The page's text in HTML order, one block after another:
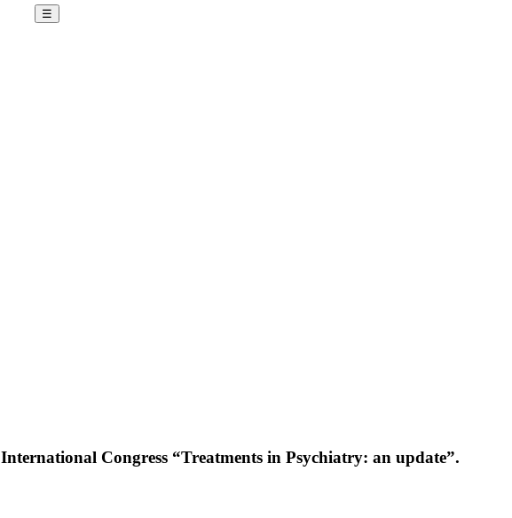
☰
Congress “Treatments in Psychiatry: an update”.